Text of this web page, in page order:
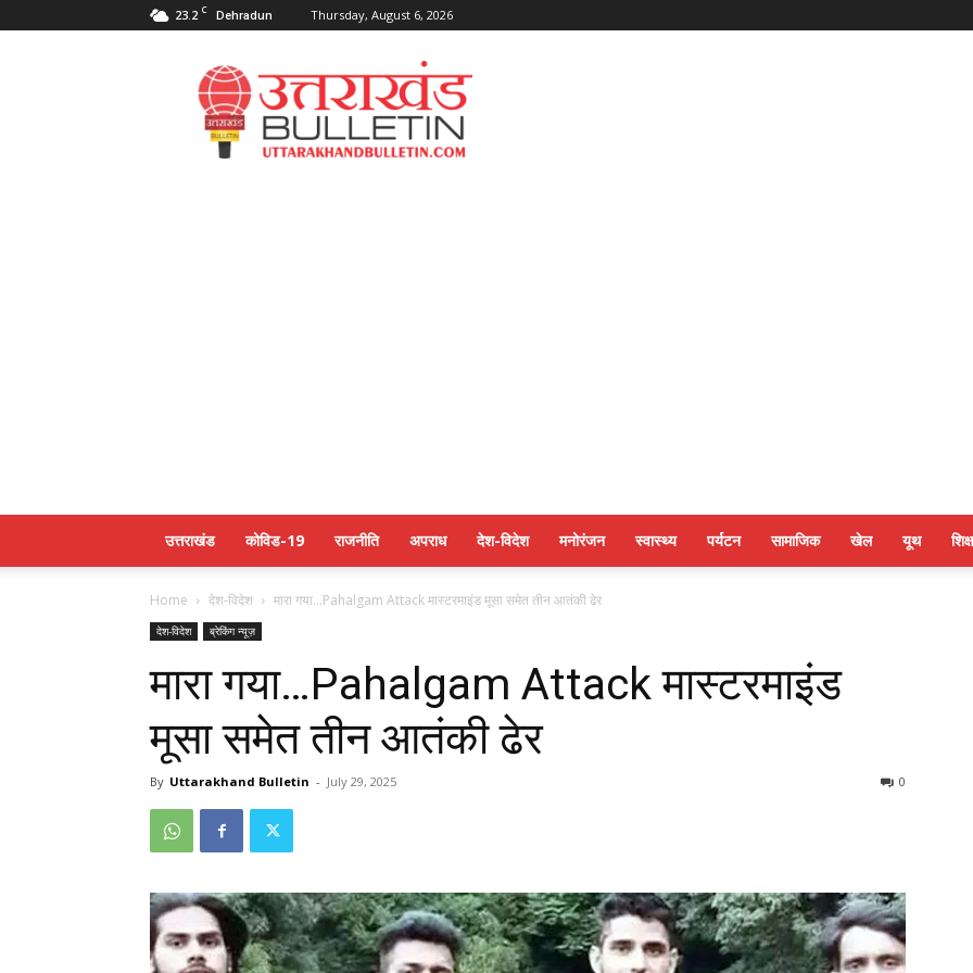
23.2 C Dehradun Thursday, August 6, 2026
Uttarakahnd
Bulletin
उत्तराखंड कोविड-19 राजनीति अपराध देश-विदेश मनोरंजन स्वास्थ्य पर्यटन सामाजिक खेल यूथ
Home देश-विदेश मारा गया…Pahalgam Attack मास्टरमाइंड मूसा समेत तीन आतंकी ढेर
देश-विदेश ब्रेकिंग न्यूज़
मारा गया…Pahalgam Attack मास्टरमाइंड
मूसा समेत तीन आतंकी ढेर
By Uttarakhand Bulletin - July 29, 2025 0